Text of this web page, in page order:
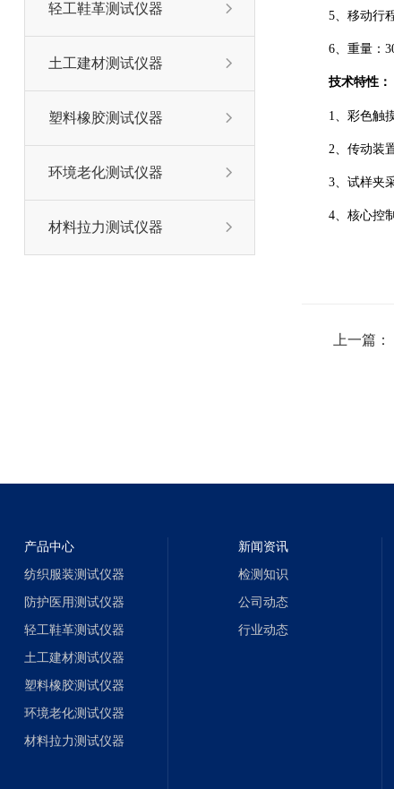
轻工鞋革测试仪器 
土工建材测试仪器 
塑料橡胶测试仪器 
环境老化测试仪器 
材料拉力测试仪器 
5、移动行
6、重量：
技术特性：
1、彩色触
2、传动装
3、试样夹
4、核心控
上一篇：
产品中心
纺织服装测试仪器
防护医用测试仪器
轻工鞋革测试仪器
土工建材测试仪器
塑料橡胶测试仪器
环境老化测试仪器
材料拉力测试仪器
新闻资讯
检测知识
公司动态
行业动态